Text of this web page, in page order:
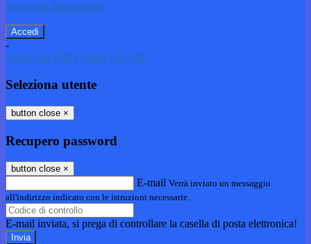
Password dimenticata?
-
Entra con SPID Entra con CIE
Seleziona utente
button close ×
Recupero password
button close ×
E-mail Verrà inviato un messaggio
all'indirizzo indicato con le istruzioni necessarie.
E-mail inviata, si prega di controllare la casella di posta elettronica!